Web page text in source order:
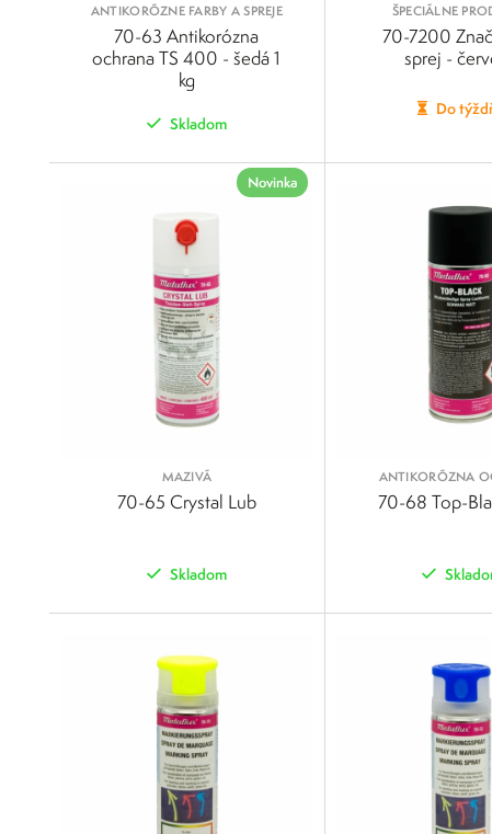
ANTIKORÓZNE FARBY A SPREJE
70-63 Antikorózna
ochrana TS 400 - šedá 1
kg
Skladom
POROVNAŤ
ŠPECIÁLNE
70-7200
sprej -
Do
Novinka
MAZIVÁ
70-65 Crystal Lub
Skladom
ANTIKORÓZNA
70-68 Top-